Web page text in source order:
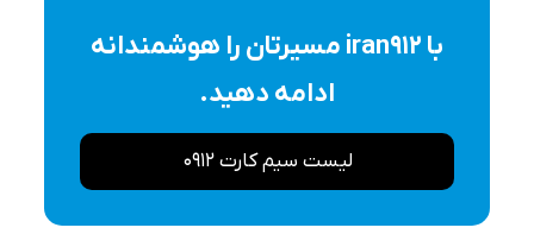
با iran912 مسیرتان را هوشمندانه
ادامه دهید.
لیست سیم کارت 0912